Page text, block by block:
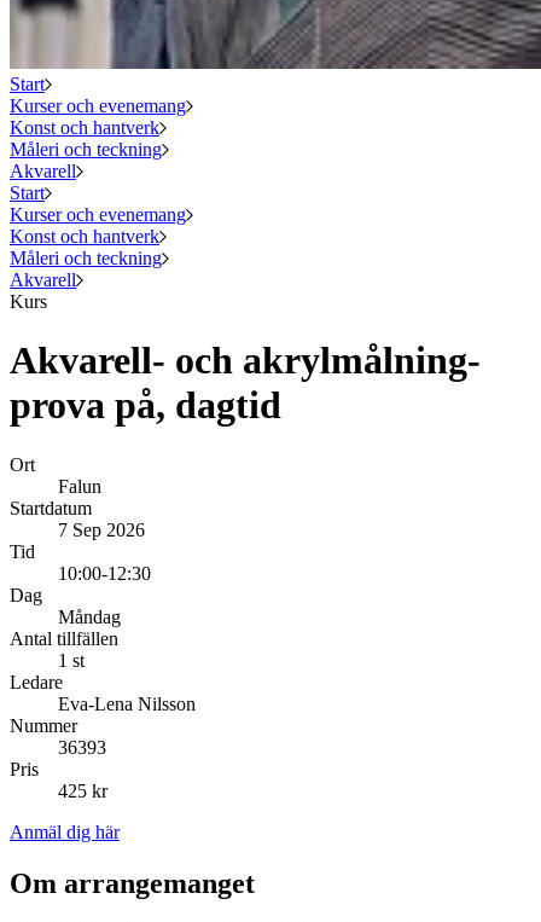
Start
Kurser och evenemang
Konst och hantverk
Måleri och teckning
Akvarell
Start
Kurser och evenemang
Konst och hantverk
Måleri och teckning
Akvarell
Kurs
Akvarell- och akrylmålning-
prova på, dagtid
Ort
Falun
Startdatum
7 Sep 2026
Tid
10:00-12:30
Dag
Måndag
Antal tillfällen
1 st
Ledare
Eva-Lena Nilsson
Nummer
36393
Pris
425 kr
Anmäl dig här
Om arrangemanget